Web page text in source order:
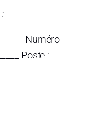
Numéro
Poste :